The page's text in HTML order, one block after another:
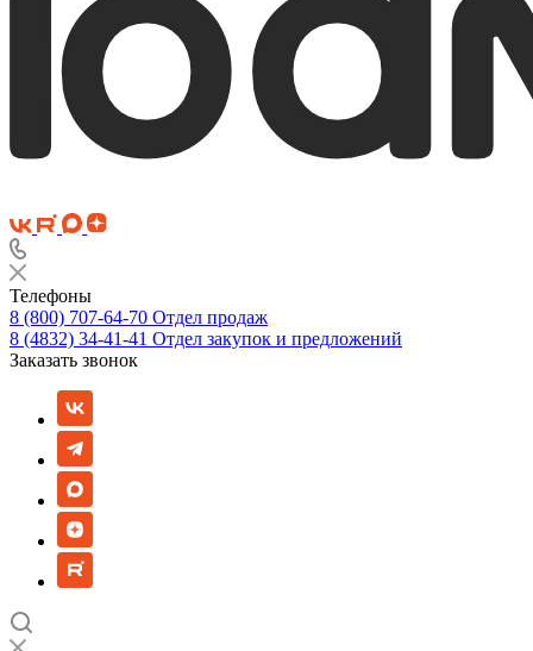
Телефоны
8 (800) 707-64-70 Отдел продаж
8 (4832) 34-41-41 Отдел закупок и предложений
Заказать звонок